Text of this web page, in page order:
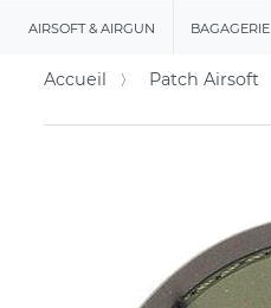
AIRSOFT & AIRGUN BAGAGERIE
Accueil Patch Airsoft